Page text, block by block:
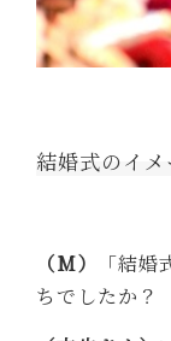
結婚式のイメ
（M）
「結
ちでしたか？